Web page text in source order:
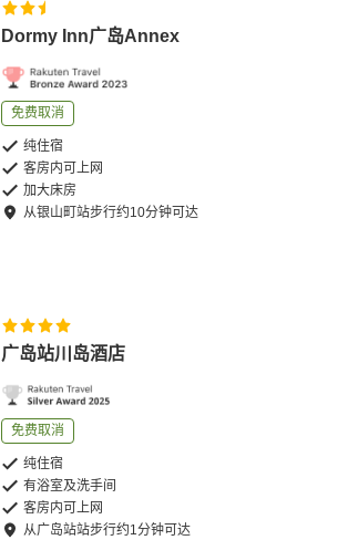
Dormy Inn广岛Annex
免费取消
纯住宿
客房内可上网
加大床房
从银山町站步行约10分钟可达
广岛站川岛酒店
免费取消
纯住宿
有浴室及洗手间
客房内可上网
从广岛站站步行约1分钟可达